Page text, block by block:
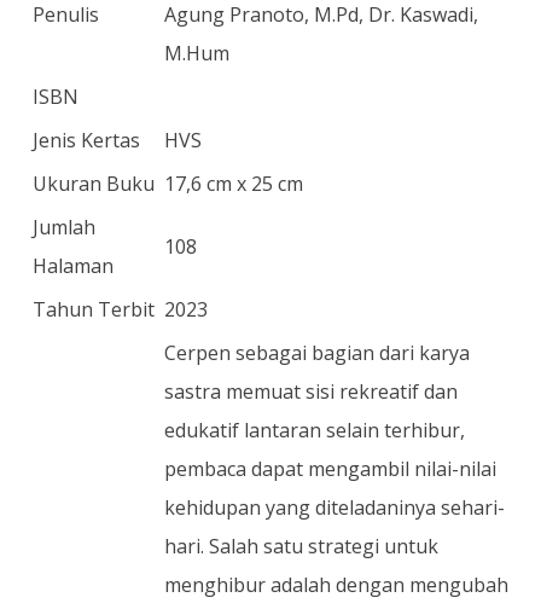
Penulis
Agung Pranoto, M.Pd, Dr. Kaswadi,
M.Hum
ISBN
Jenis Kertas
HVS
Ukuran Buku 17,6 cm x 25 cm
Jumlah
Halaman
108
Tahun Terbit 2023
Cerpen sebagai bagian dari karya
sastra memuat sisi rekreatif dan
edukatif lantaran selain terhibur,
pembaca dapat mengambil nilai-nilai
kehidupan yang diteladaninya sehari-
hari. Salah satu strategi untuk
menghibur adalah dengan mengubah